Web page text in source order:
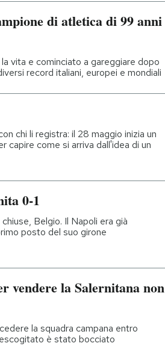
di atletica di 99 anni
vita e cominciato a gareggiare dopo
record italiani, europei e mondiali
chi li registra: il 28 maggio inizia un
capire come si arriva dall'idea di un
0-1
Belgio. Il Napoli era già
posto del suo girone
vendere la Salernitana non
la squadra campana entro
è stato bocciato